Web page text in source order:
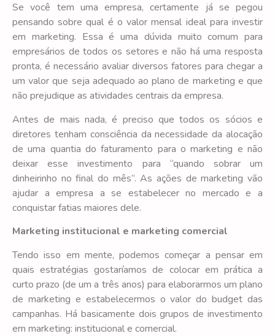
Se você tem uma empresa, certamente já se pegou
pensando sobre qual é o valor mensal ideal para investir
em marketing. Essa é uma dúvida muito comum para
empresários de todos os setores e não há uma resposta
pronta, é necessário avaliar diversos fatores para chegar a
um valor que seja adequado ao plano de marketing e que
não prejudique as atividades centrais da empresa.
Antes de mais nada, é preciso que todos os sócios e
diretores tenham consciência da necessidade da alocação
de uma quantia do faturamento para o marketing e não
deixar esse investimento para “quando sobrar um
dinheirinho no final do mês”. As ações de marketing vão
ajudar a empresa a se estabelecer no mercado e a
conquistar fatias maiores dele.
Marketing institucional e marketing comercial
Tendo isso em mente, podemos começar a pensar em
quais estratégias gostaríamos de colocar em prática a
curto prazo (de um a três anos) para elaborarmos um plano
de marketing e estabelecermos o valor do budget das
campanhas. Há basicamente dois grupos de investimento
em marketing: institucional e comercial.